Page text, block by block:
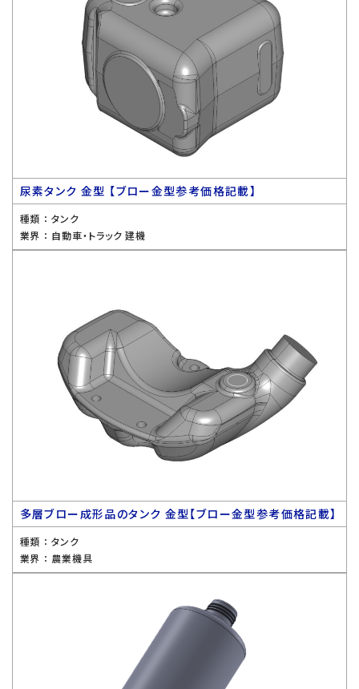
尿素タンク 金型 【ブロー金型参考価格記載】
種類 ： タンク
業界 ： 自動車・トラック 建機
多層ブロー成形品のタンク 金型【ブロー金型参考価格記載】
種類 ： タンク
業界 ： 農業機具